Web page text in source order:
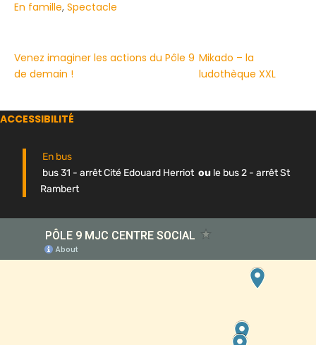
En famille, Spectacle
Venez imaginer les actions du Pôle 9
de demain !
Mikado – la
ludothèque XXL
ACCESSIBILITÉ
En bus
bus 31 - arrêt Cité Edouard Herriot ou le bus 2 - arrêt St
Rambert